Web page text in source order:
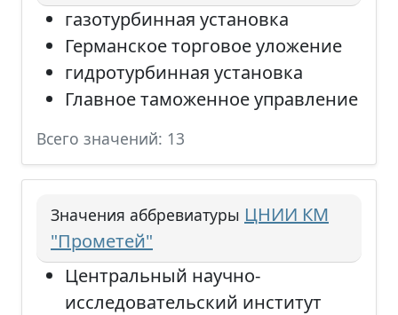
газотурбинная установка
Германское торговое уложение
гидротурбинная установка
Главное таможенное управление
Всего значений: 13
Значения аббревиатуры ЦНИИ КМ
"Прометей"
Центральный научно-
исследовательский институт